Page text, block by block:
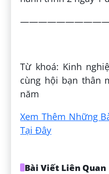
Từ khoá: Kinh
cùng hội bạn thân
năm
Xem Thêm Những
Tại Đây
Bài Viết Liên Quan